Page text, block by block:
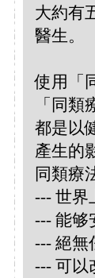
大約有
醫生。
使用「
「同
都是以
產生的
同類療
--- 世界
--- 能够
--- 絕無
--- 可以